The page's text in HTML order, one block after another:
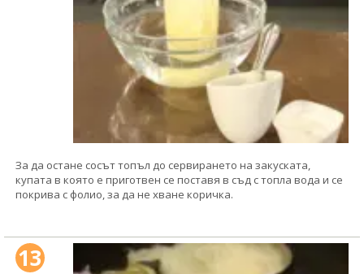
За да остане сосът топъл до сервирането на закуската,
купата в която е приготвен се поставя в съд с топла вода и се
покрива с фолио, за да не хване коричка.
13